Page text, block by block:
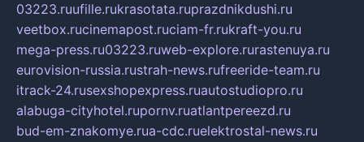
03223.ruufille.rukrasotata.ruprazdnikdushi.ru
veetbox.rucinemapost.ruciam-fr.rukraft-you.ru
mega-press.ru03223.ruweb-explore.rurastenuya.ru
eurovision-russia.rustrah-news.rufreeride-team.ru
itrack-24.rusexshopexpress.ruautostudiopro.ru
alabuga-cityhotel.rupornv.ruatlantpereezd.ru
bud-em-znakomye.rua-cdc.ruelektrostal-news.ru